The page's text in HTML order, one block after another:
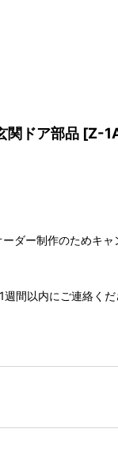
関ドア部品 [Z-
ダー制作のためキ
間以内にご連絡くだ